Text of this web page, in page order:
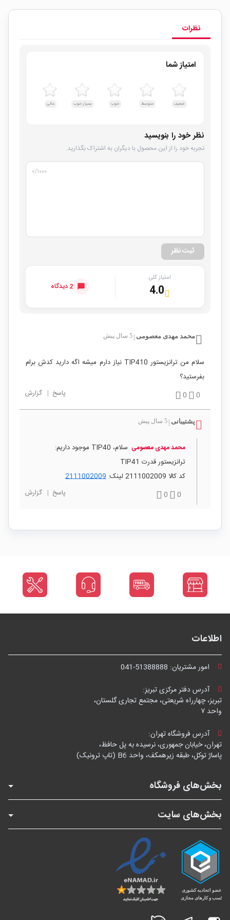
نظرات
امتیاز شما
ضعیف متوسط خوب بسیار خوب عالی
نظر خود را بنویسید
تجربه خود را از این محصول با دیگران به اشتراک بگذارید.
۰/۱۰۰۰
ثبت نظر
امتیاز کلی
4.0 2 دیدگاه
محمد مهدی معصومی | 5 سال پیش
سلام من ترانزیستور TIP410 نیاز دارم میشه اگه دارید کدش برام
بفرستید؟
0
0 پاسخ | گزارش
پشتیبانی | 5 سال پیش
محمد مهدی معصومی سلام، TIP40 موجود داریم:
ترانزیستور قدرت TIP41
کد کالا 2111002009 لینک:
2111002009
0
0 پاسخ | گزارش
اطلاعات
امور مشتریان: 041-51388888
آدرس دفتر مرکزی تبریز:
تبریز، چهارراه شریعتی، مجتمع تجاری گلستان،
واحد ۷
آدرس فروشگاه تهران:
تهران، خیابان جمهوری، نرسیده به پل حافظ،
پاساژ توکل، طبقه زیرهمکف، واحد B6 (تاپ ترونیک)
بخش‌های فروشگاه
بخش‌های سایت